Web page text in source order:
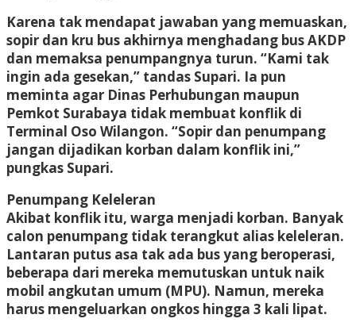
Karena tak mendapat jawaban yang memuaskan,
sopir dan kru bus akhirnya menghadang bus AKDP
dan memaksa penumpangnya turun. “Kami tak
ingin ada gesekan,” tandas Supari. Ia pun
meminta agar Dinas Perhubungan maupun
Pemkot Surabaya tidak membuat konflik di
Terminal Oso Wilangon. “Sopir dan penumpang
jangan dijadikan korban dalam konflik ini,”
pungkas Supari.
Penumpang Keleleran
Akibat konflik itu, warga menjadi korban. Banyak
calon penumpang tidak terangkut alias keleleran.
Lantaran putus asa tak ada bus yang beroperasi,
beberapa dari mereka memutuskan untuk naik
mobil angkutan umum (MPU). Namun, mereka
harus mengeluarkan ongkos hingga 3 kali lipat.